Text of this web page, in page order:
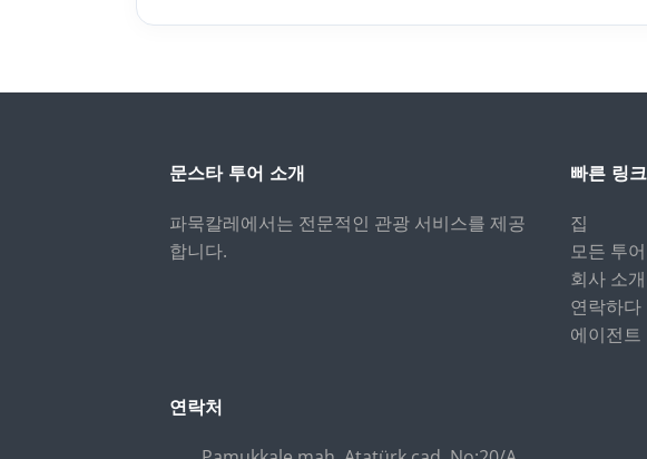
문스타 투어 소개
파묵칼레에서는 전문적인 관광 서비스를 제공
합니다.
빠른 링크
집
모든 투
회사 소개
연락하다
에이전트
연락처